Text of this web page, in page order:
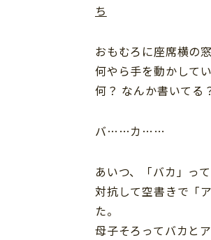
ち
おもむろに座席横の
何やら手を動かして
何？ なんか書いてる
バ……カ……
あいつ、「バカ」っ
対抗して空書きで「
た。
母子そろってバカとア